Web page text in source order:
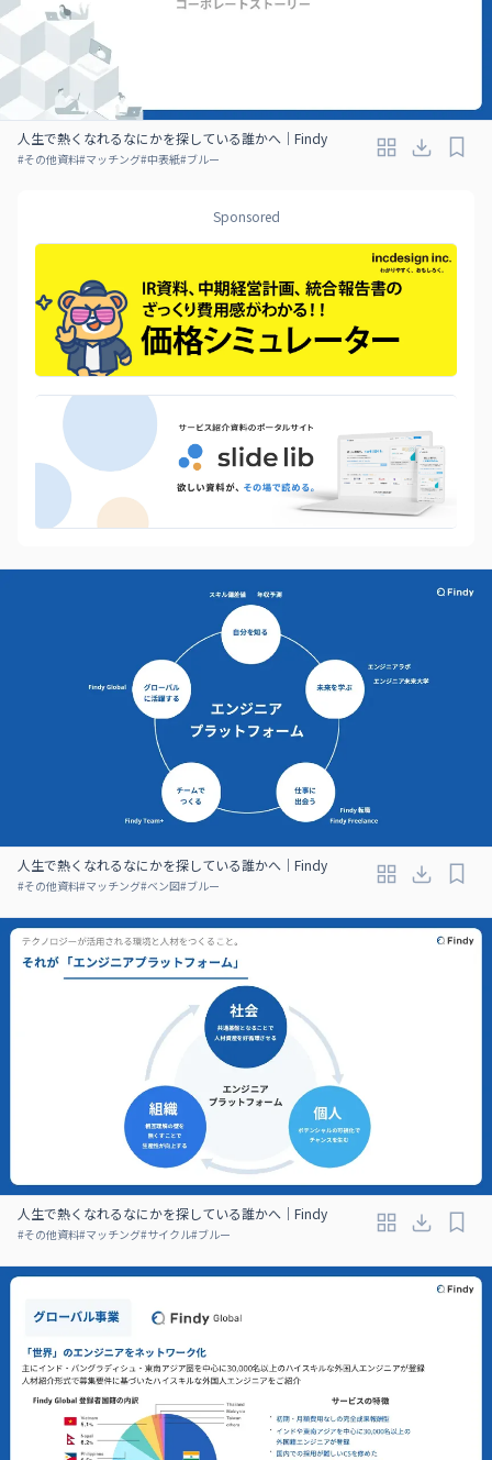
人生で熱くなれるなにかを探している誰かへ｜Findy
#その他資料#マッチング#中表紙#ブルー
Sponsored
人生で熱くなれるなにかを探している誰かへ｜Findy
#その他資料#マッチング#ベン図#ブルー
人生で熱くなれるなにかを探している誰かへ｜Findy
#その他資料#マッチング#サイクル#ブルー